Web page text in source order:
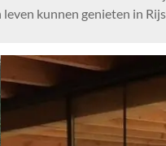
kunnen genieten in